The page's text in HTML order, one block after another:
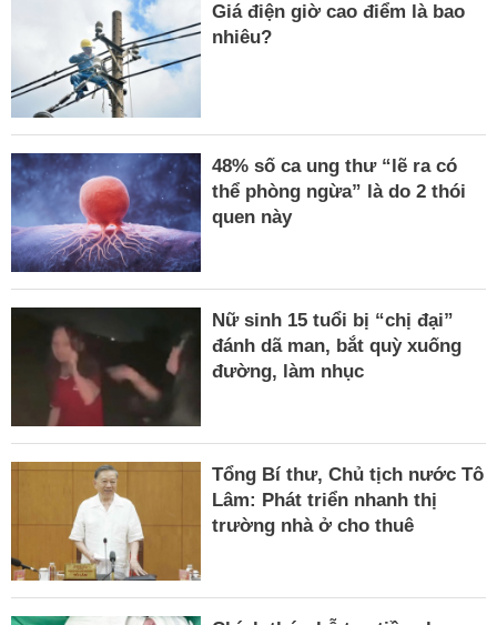
Giá điện giờ cao điểm là bao
nhiêu?
48% số ca ung thư “lẽ ra có
thể phòng ngừa” là do 2 thói
quen này
Nữ sinh 15 tuổi bị “chị đại”
đánh dã man, bắt quỳ xuống
đường, làm nhục
Tổng Bí thư, Chủ tịch nước Tô
Lâm: Phát triển nhanh thị
trường nhà ở cho thuê